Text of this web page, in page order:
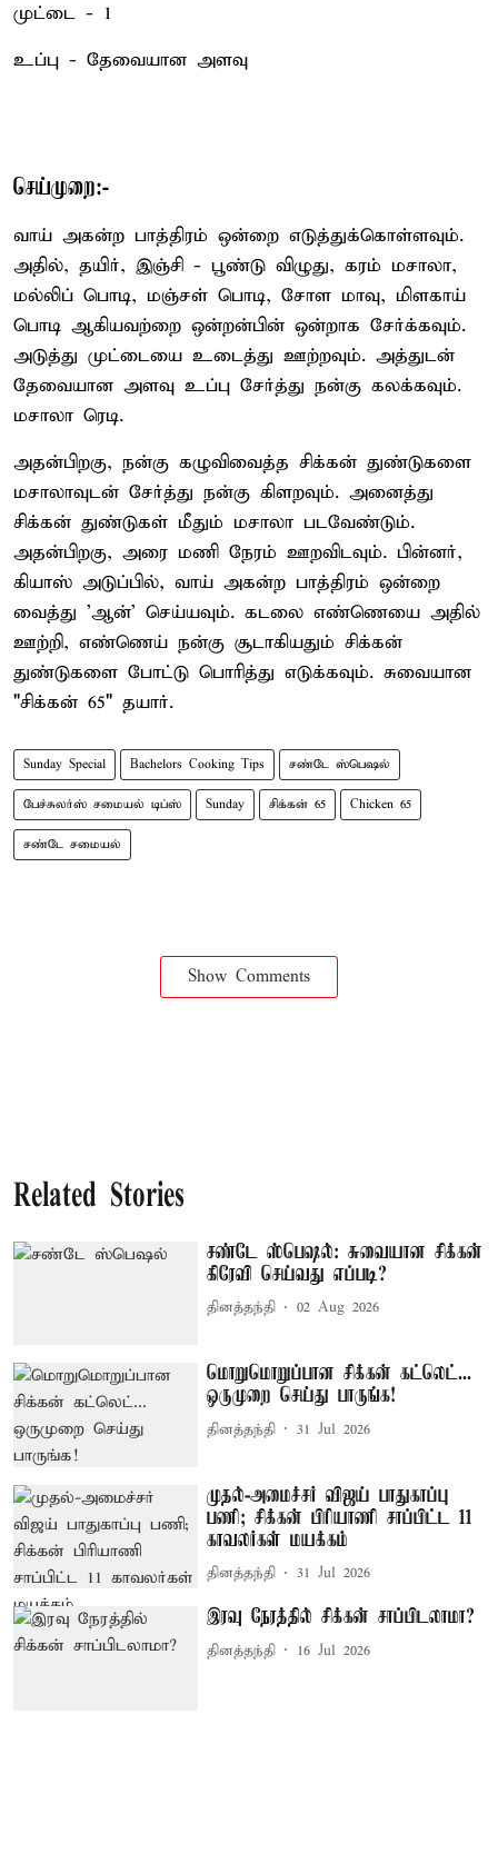
முட்டை - 1
உப்பு - தேவையான அளவு
செய்முறை:-
வாய் அகன்ற பாத்திரம் ஒன்றை எடுத்துக்கொள்ளவும்.
அதில், தயிர், இஞ்சி - பூண்டு விழுது, கரம் மசாலா,
மல்லிப் பொடி, மஞ்சள் பொடி, சோள மாவு, மிளகாய்
பொடி ஆகியவற்றை ஒன்றன்பின் ஒன்றாக சேர்க்கவும்.
அடுத்து முட்டையை உடைத்து ஊற்றவும். அத்துடன்
தேவையான அளவு உப்பு சேர்த்து நன்கு கலக்கவும்.
மசாலா ரெடி.
அதன்பிறகு, நன்கு கழுவிவைத்த சிக்கன் துண்டுகளை
மசாலாவுடன் சேர்த்து நன்கு கிளறவும். அனைத்து
சிக்கன் துண்டுகள் மீதும் மசாலா படவேண்டும்.
அதன்பிறகு, அரை மணி நேரம் ஊறவிடவும். பின்னர்,
கியாஸ் அடுப்பில், வாய் அகன்ற பாத்திரம் ஒன்றை
வைத்து 'ஆன்' செய்யவும். கடலை எண்ணெயை அதில்
ஊற்றி, எண்ணெய் நன்கு சூடாகியதும் சிக்கன்
துண்டுகளை போட்டு பொரித்து எடுக்கவும். சுவையான
"சிக்கன் 65" தயார்.
Sunday Special Bachelors Cooking Tips சண்டே ஸ்பெஷல்
பேச்சுலர்ஸ் சமையல் டிப்ஸ் Sunday சிக்கன் 65 Chicken 65
சண்டே சமையல்
Show Comments
Related Stories
சண்டே ஸ்பெஷல்: சுவையான சிக்கன்
கிரேவி செய்வது எப்படி?
தினத்தந்தி 02 Aug 2026
மொறுமொறுப்பான சிக்கன் கட்லெட்...
ஒருமுறை செய்து பாருங்க!
தினத்தந்தி 31 Jul 2026
முதல்-அமைச்சர் விஜய் பாதுகாப்பு
பணி; சிக்கன் பிரியாணி சாப்பிட்ட 11
காவலர்கள் மயக்கம்
தினத்தந்தி 31 Jul 2026
இரவு நேரத்தில் சிக்கன் சாப்பிடலாமா?
தினத்தந்தி 16 Jul 2026